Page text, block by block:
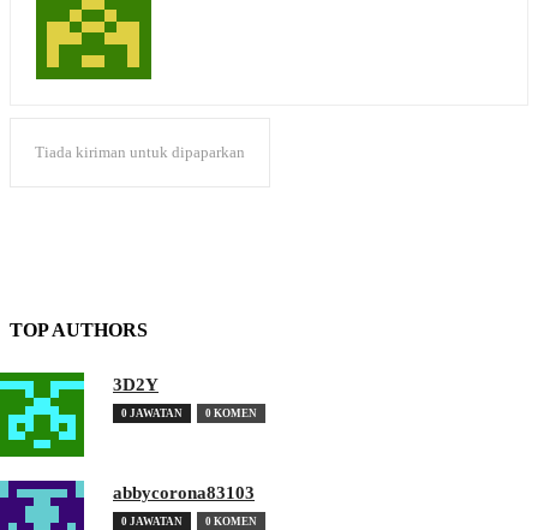
Tiada kiriman untuk dipaparkan
TOP AUTHORS
3D2Y
0 JAWATAN 0 KOMEN
abbycorona83103
0 JAWATAN 0 KOMEN